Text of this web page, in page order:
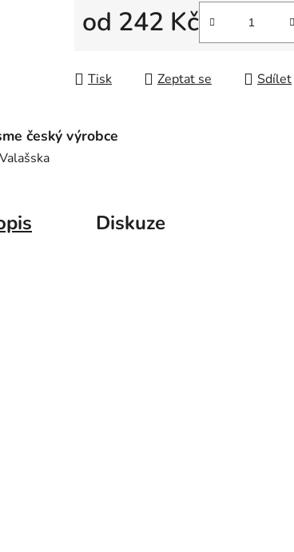
od 242 Kč
Tisk Zeptat se Sdílet
český výrobce
Diskuze